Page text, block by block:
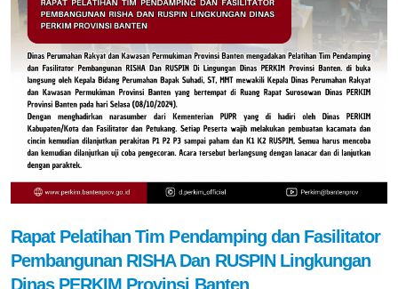
Rapat Pelatihan Tim Pendamping dan Fasilitator
Pembangunan RISHA Dan RUSPIN Lingkungan
Dinas PERKIM Provinsi Banten